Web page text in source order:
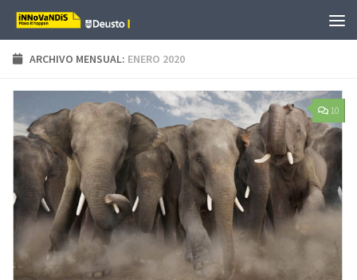
Saltar al contenido
ARCHIVO MENSUAL: ENERO 2020
10